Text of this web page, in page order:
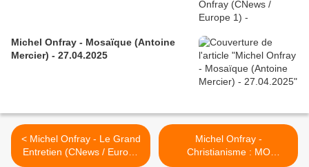
Michel Onfray - Mosaïque (Antoine
Mercier) - 27.04.2025
< Michel Onfray - Le Grand
Entretien (CNews / Europe
Michel Onfray -
Christianisme : MO